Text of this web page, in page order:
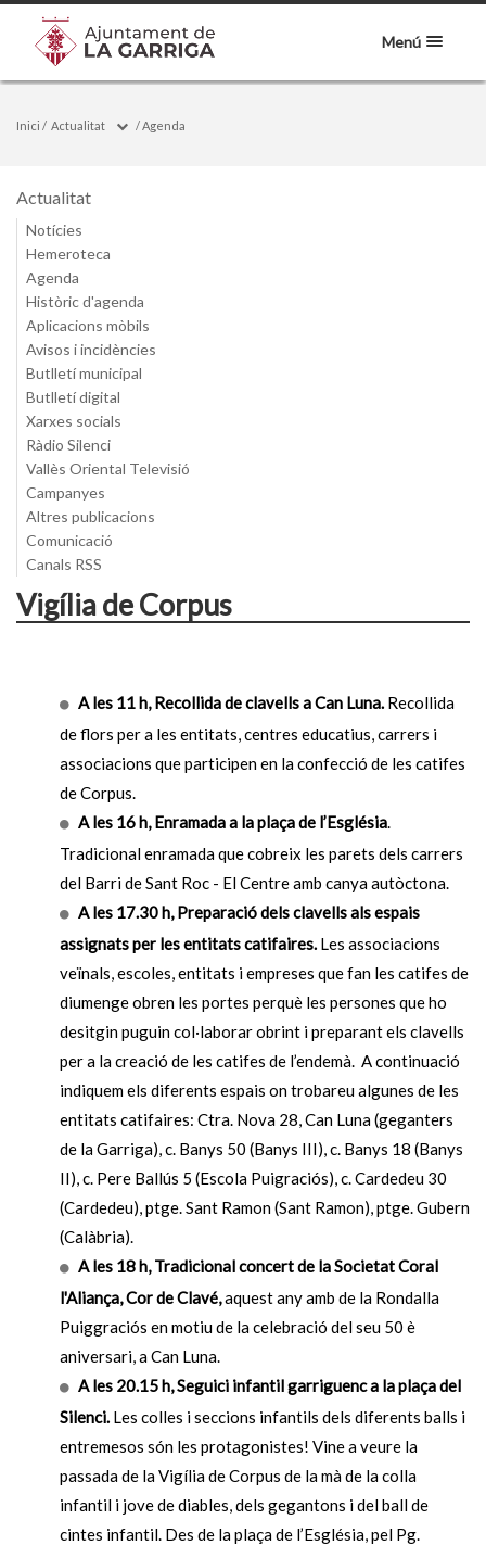
Menú
Inici / Actualitat /Agenda
Actualitat
Notícies
Hemeroteca
Agenda
Històric d'agenda
Aplicacions mòbils
Avisos i incidències
Butlletí municipal
Butlletí digital
Xarxes socials
Ràdio Silenci
Vallès Oriental Televisió
Campanyes
Altres publicacions
Comunicació
Canals RSS
Vigília de Corpus
A les 11 h, Recollida de clavells a Can Luna.Recollida
de flors per a les entitats, centres educatius, carrers i
associacions que participen en la confecció de les catifes
de Corpus.
A les 16 h, Enramada a la plaça de l’Església.
Tradicional enramada que cobreix les parets dels carrers
del Barri de Sant Roc - El Centre amb canya autòctona.
A les 17.30 h, Preparació dels clavells als espais
assignats per les entitats catifaires.Les associacions
veïnals, escoles, entitats i empreses que fan les catifes de
diumenge obren les portes perquè les persones que ho
desitgin puguin col·laborar obrint i preparant els clavells
per a la creació de les catifes de l’endemà. A continuació
indiquem els diferents espais on trobareu algunes de les
entitats catifaires: Ctra. Nova 28, Can Luna (geganters
de la Garriga), c. Banys 50 (Banys III), c. Banys 18 (Banys
II), c. Pere Ballús 5 (Escola Puigraciós), c. Cardedeu 30
(Cardedeu), ptge. Sant Ramon (Sant Ramon), ptge. Gubern
(Calàbria).
A les 18 h, Tradicional concert de la Societat Coral
l'Aliança, Cor de Clavé,aquest any amb de la Rondalla
Puiggraciós en motiu de la celebració del seu 50 è
aniversari, a Can Luna.
A les 20.15 h, Seguici infantil garriguenc a la plaça del
Silenci.Les colles i seccions infantils dels diferents balls i
entremesos són les protagonistes! Vine a veure la
passada de la Vigília de Corpus de la mà de la colla
infantil i jove de diables, dels gegantons i del ball de
cintes infantil. Des de la plaça de l’Església, pel Pg.